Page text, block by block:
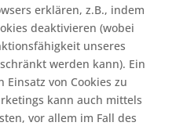
erklären, z.B., indem
deaktivieren (wobei
unseres
werden kann). Ein
von Cookies zu
kann auch mittels
vor allem im Fall des